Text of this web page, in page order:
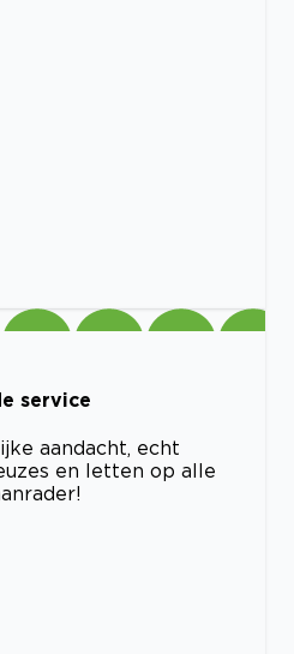
service
aandacht, echt
en letten op alle